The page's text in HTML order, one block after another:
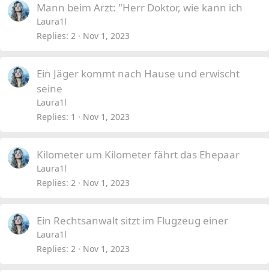
Mann beim Arzt: "Herr Doktor, wie kann ich
Laura1l
Replies 2 Nov 1, 2023
Ein Jäger kommt nach Hause und erwischt
seine
Laura1l
Replies 1 Nov 1, 2023
Kilometer um Kilometer fährt das Ehepaar
Laura1l
Replies 2 Nov 1, 2023
Ein Rechtsanwalt sitzt im Flugzeug einer
Laura1l
Replies 2 Nov 1, 2023